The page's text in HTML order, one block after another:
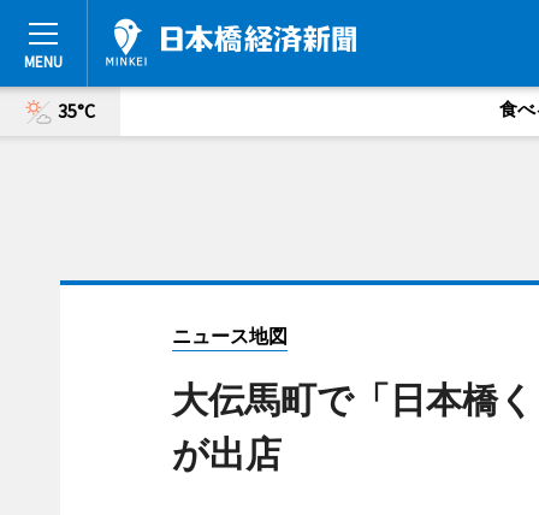
35°C 食べ
ニュース地図
大伝馬町で「日本橋
が出店